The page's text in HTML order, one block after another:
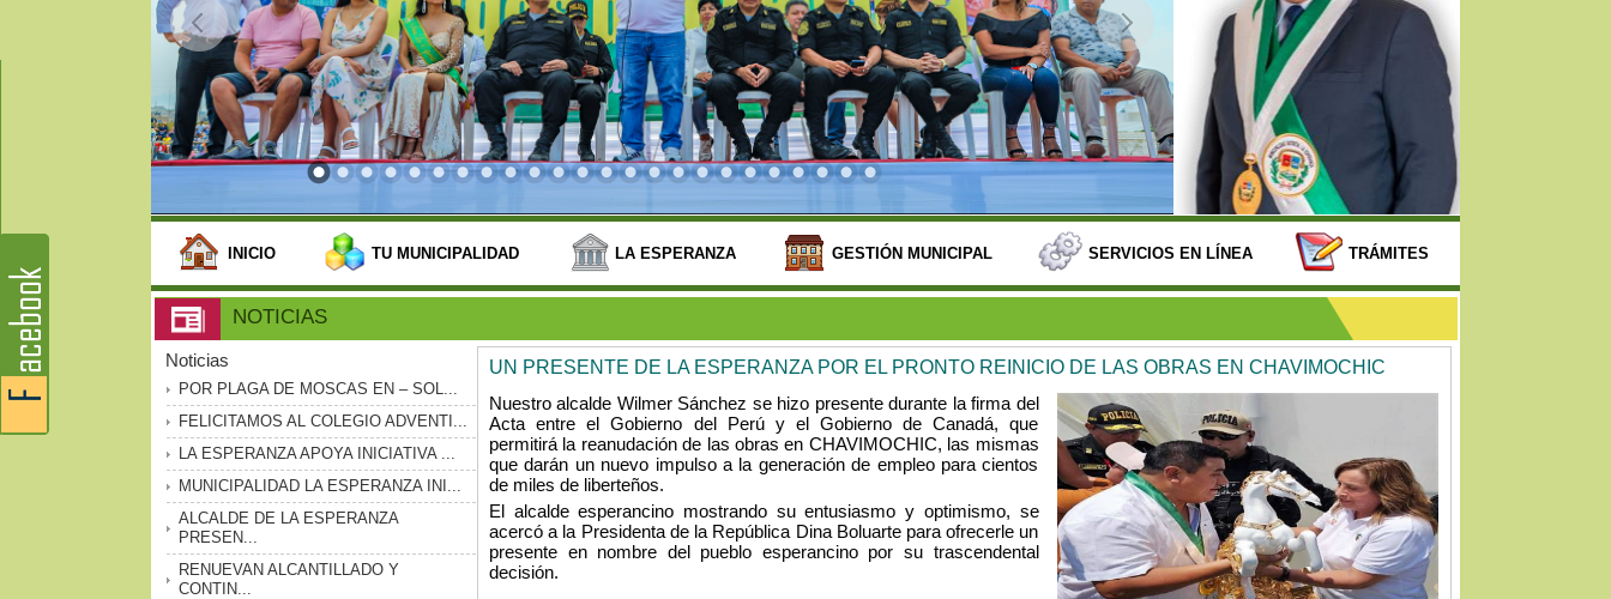
INICIO TU MUNICIPALIDAD LA ESPERANZA GESTIÓN MUNICIPAL SERVICIOS EN LÍNEA TRÁMITES
NOTICIAS
Noticias
POR PLAGA DE MOSCAS EN – SOL...
FELICITAMOS AL COLEGIO ADVENTI...
LA ESPERANZA APOYA INICIATIVA ...
MUNICIPALIDAD LA ESPERANZA INI...
ALCALDE DE LA ESPERANZA
PRESEN...
RENUEVAN ALCANTILLADO Y
CONTIN...
UN PRESENTE DE LA ESPERANZA POR EL PRONTO REINICIO DE LAS OBRAS EN CHAVIMOCHIC
Nuestro alcalde Wilmer Sánchez se hizo presente durante la firma del
Acta entre el Gobierno del Perú y el Gobierno de Canadá, que
permitirá la reanudación de las obras en CHAVIMOCHIC, las mismas
que darán un nuevo impulso a la generación de empleo para cientos
de miles de liberteños.
El alcalde esperancino mostrando su entusiasmo y optimismo, se
acercó a la Presidenta de la República Dina Boluarte para ofrecerle un
presente en nombre del pueblo esperancino por su trascendental
decisión.